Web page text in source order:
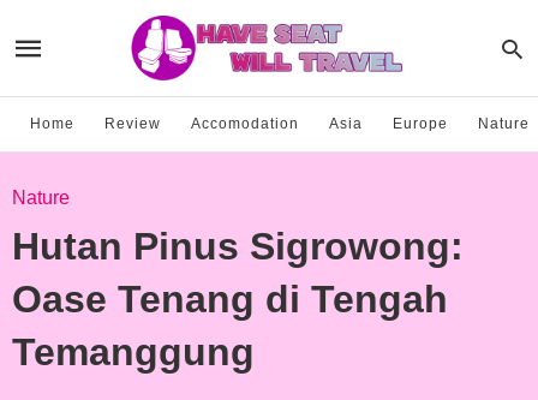
Home Review Accomodation Asia Europe Nature
Nature
Hutan Pinus Sigrowong:
Oase Tenang di Tengah
Temanggung